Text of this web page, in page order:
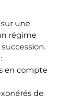
une
régime
en compte
de